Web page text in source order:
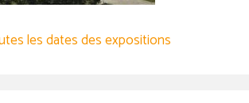
les dates des expositions